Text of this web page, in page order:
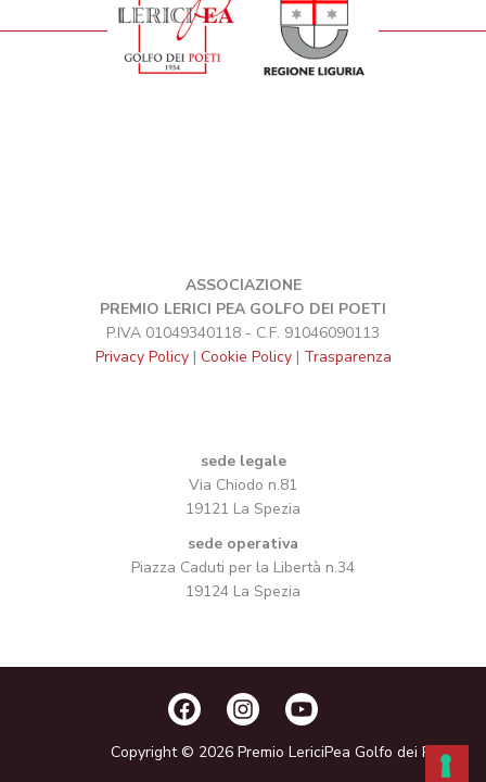
ASSOCIAZIONE
PREMIO LERICI PEA GOLFO DEI POETI
P.IVA 01049340118 - C.F. 91046090113
Privacy Policy| Cookie Policy| Trasparenza
sede legale
Via Chiodo n.81
19121 La Spezia
sede operativa
Piazza Caduti per la Libertà n.34
19124 La Spezia
Copyright © 2026 Premio LericiPea Golfo dei Poeti.